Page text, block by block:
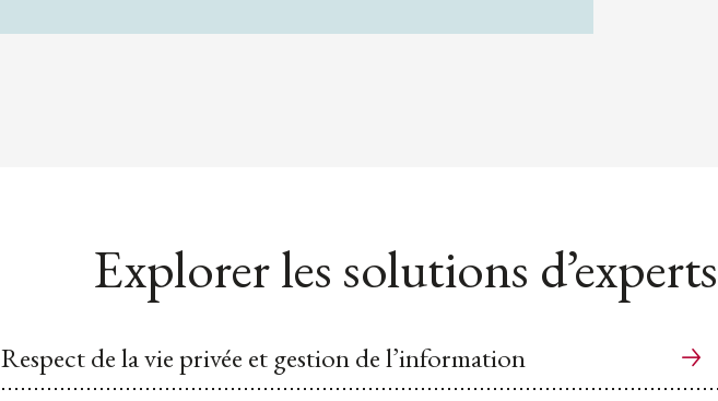
Explorer les solutions d’experts
Respect de la vie privée et gestion de l’information